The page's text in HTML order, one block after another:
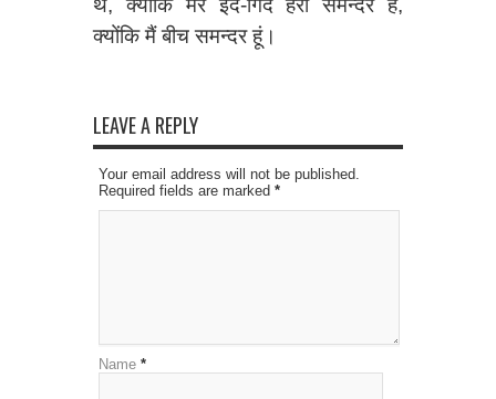
थे, क्योंकि मेरे इर्द-गिर्द हरा समन्दर है,
क्योंकि मैं बीच समन्दर हूं।
LEAVE A REPLY
Your email address will not be published.
Required fields are marked *
Name *